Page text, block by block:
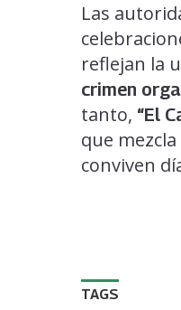
Las
reflejan la
crimen
tanto, “El
que
conviven
TAGS